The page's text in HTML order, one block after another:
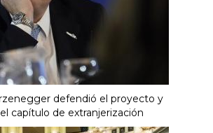
defendió el proyecto y
capítulo de extranjerización